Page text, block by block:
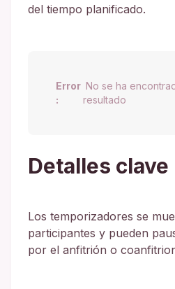
del tiempo planificado.
Error
:
No se ha
resultado
Detalles clave
Los temporizadores se
participantes y pueden
por el anfitrión o